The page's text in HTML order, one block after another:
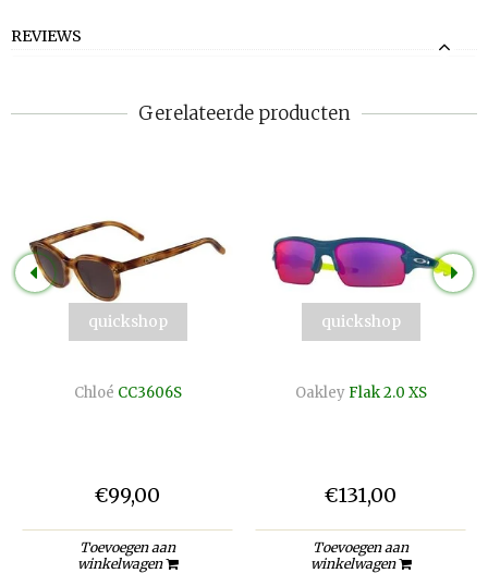
REVIEWS
Gerelateerde producten
quickshop
Chloé CC3606S
€99,00
Toevoegen aan
winkelwagen
quickshop
Oakley Flak 2.0 XS
€131,00
Toevoegen aan
winkelwagen